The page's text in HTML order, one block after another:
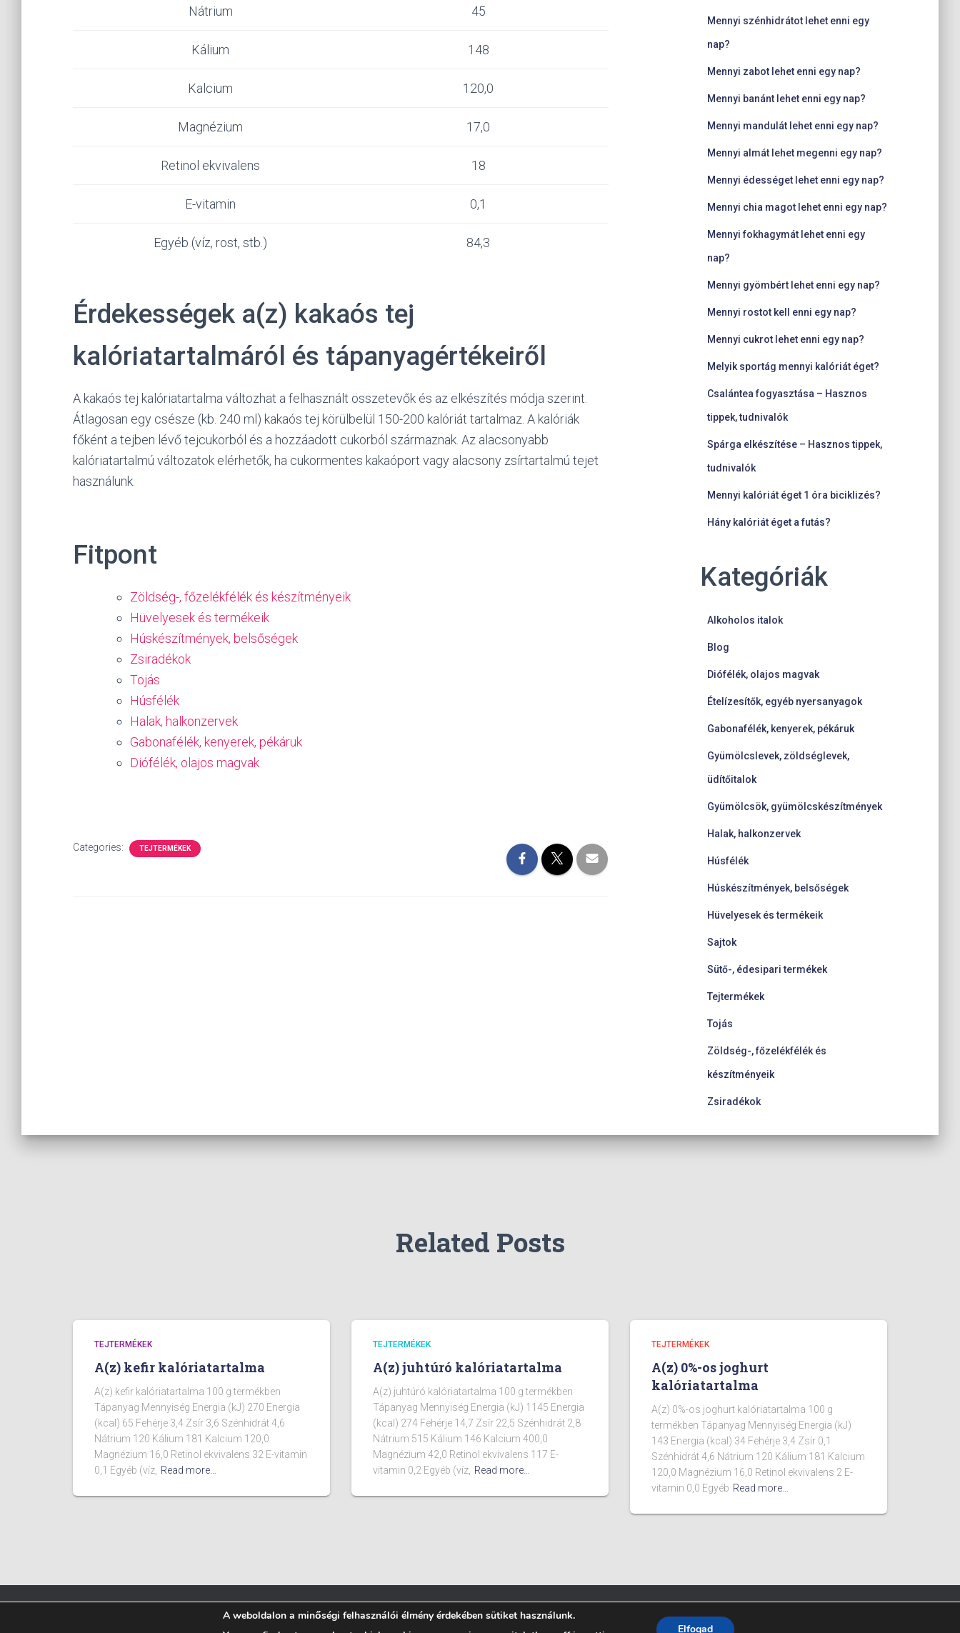
Nátrium 45
Kálium 148
Kalcium 120,0
Magnézium 17,0
Retinol ekvivalens 18
E-vitamin 0,1
Egyéb (víz, rost, stb.) 84,3
Érdekességek a(z) kakaós tej
kalóriatartalmáról és tápanyagértékeiről
A kakaós tej kalóriatartalma változhat a felhasznált összetevők és az elkészítés módja szerint.
Átlagosan egy csésze (kb. 240 ml) kakaós tej körülbelül 150-200 kalóriát tartalmaz. A kalóriák
főként a tejben lévő tejcukorból és a hozzáadott cukorból származnak. Az alacsonyabb
kalóriatartalmú változatok elérhetők, ha cukormentes kakaóport vagy alacsony zsírtartalmú tejet
használunk.
Fitpont
Zöldség-, főzelékfélék és készítményeik
Hüvelyesek és termékeik
Húskészítmények, belsőségek
Zsiradékok
Tojás
Húsfélék
Halak, halkonzervek
Gabonafélék, kenyerek, pékáruk
Diófélék, olajos magvak
Categories: TEJTERMÉKEK
Mennyi szénhidrátot lehet enni egy
nap?
Mennyi zabot lehet enni egy nap?
Mennyi banánt lehet enni egy nap?
Mennyi mandulát lehet enni egy nap?
Mennyi almát lehet megenni egy nap?
Mennyi édességet lehet enni egy nap?
Mennyi chia magot lehet enni egy nap?
Mennyi fokhagymát lehet enni egy
nap?
Mennyi gyömbért lehet enni egy nap?
Mennyi rostot kell enni egy nap?
Mennyi cukrot lehet enni egy nap?
Melyik sportág mennyi kalóriát éget?
Csalántea fogyasztása – Hasznos
tippek, tudnivalók
Spárga elkészítése – Hasznos tippek,
tudnivalók
Mennyi kalóriát éget 1 óra biciklizés?
Hány kalóriát éget a futás?
Kategóriák
Alkoholos italok
Blog
Diófélék, olajos magvak
Ételízesítők, egyéb nyersanyagok
Gabonafélék, kenyerek, pékáruk
Gyümölcslevek, zöldséglevek,
üdítőitalok
Gyümölcsök, gyümölcskészítmények
Halak, halkonzervek
Húsfélék
Húskészítmények, belsőségek
Hüvelyesek és termékeik
Sajtok
Sütő-, édesipari termékek
Tejtermékek
Tojás
Zöldség-, főzelékfélék és
készítményeik
Zsiradékok
Related Posts
TEJTERMÉKEK
A(z) kefir kalóriatartalma
A(z) kefir kalóriatartalma 100 g termékben
Tápanyag Mennyiség Energia (kJ) 270 Energia
(kcal) 65 Fehérje 3,4 Zsír 3,6 Szénhidrát 4,6
Nátrium 120 Kálium 181 Kalcium 120,0
Magnézium 16,0 Retinol ekvivalens 32 E-vitamin
0,1 Egyéb (víz, Read more…
TEJTERMÉKEK
A(z) juhtúró kalóriatartalma
A(z) juhtúró kalóriatartalma 100 g termékben
Tápanyag Mennyiség Energia (kJ) 1145 Energia
(kcal) 274 Fehérje 14,7 Zsír 22,5 Szénhidrát 2,8
Nátrium 515 Kálium 146 Kalcium 400,0
Magnézium 42,0 Retinol ekvivalens 117 E-
vitamin 0,2 Egyéb (víz, Read more…
TEJTERMÉKEK
A(z) 0%-os joghurt
kalóriatartalma
A(z) 0%-os joghurt kalóriatartalma 100 g
termékben Tápanyag Mennyiség Energia (kJ)
143 Energia (kcal) 34 Fehérje 3,4 Zsír 0,1
Szénhidrát 4,6 Nátrium 120 Kálium 181 Kalcium
120,0 Magnézium 16,0 Retinol ekvivalens 2 E-
vitamin 0,0 Egyéb Read more…
Fitpont - 2025 - Minden jog fenntartva.
A weboldalon a minőségi felhasználói élmény érdekében sütiket használunk.
Elfogad